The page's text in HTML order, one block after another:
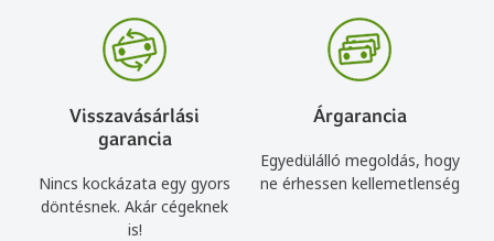
Visszavásárlási
garancia
Nincs kockázata egy gyors
döntésnek. Akár cégeknek
is!
Árgarancia
Egyedülálló megoldás, hogy
ne érhessen kellemetlenség